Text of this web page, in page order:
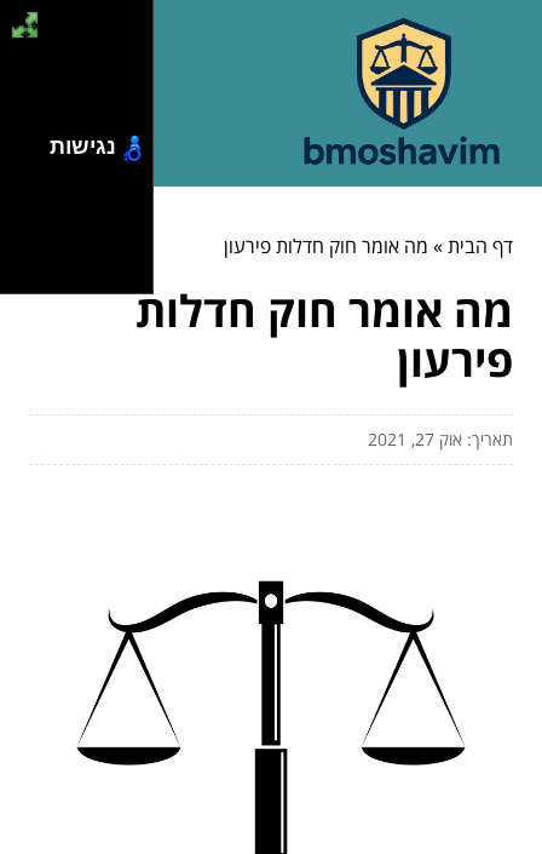
דף הבית» מה אומר חוק חדלות פירעון
מה אומר חוק חדלות
פירעון
תאריך: אוק 27, 2021
נגישות